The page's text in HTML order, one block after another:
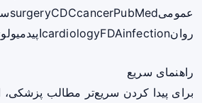
عمومی
surgeryCDCcancerPubMed
روان
cardiologyFDAinfection
راهنمای سریع
برای پیدا کردن سریع‌تر مطالب پزشکی،